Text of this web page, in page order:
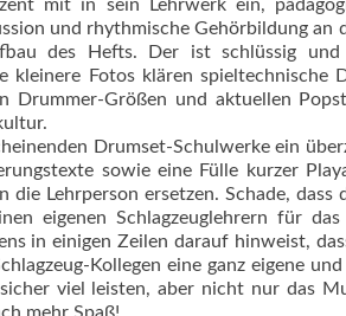
mit in sein Lehrwerk ein,
und rhythmische Gehörbildung an
des Hefts. Der ist schlüssig
kleinere Fotos klären spieltechnische
Drummer-Größen und aktuellen
Drumset-Schulwerke ein
sowie eine Fülle kurzer
Lehrperson ersetzen. Schade, dass
eigenen Schlagzeuglehrern für das
in einigen Zeilen darauf hinweist,
Kollegen eine ganz eigene
viel leisten, aber nicht nur das